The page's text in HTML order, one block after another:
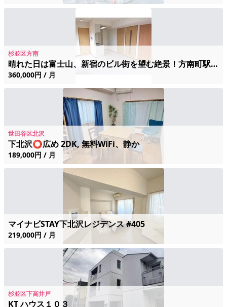
杉並区方南
晴れた日は富士山、新宿のビル街を望む絶景！方南町駅徒歩6分の快適空間
360,000円 / 月
世田谷区北沢
下北沢⭕️広め 2DK, 無料WiFi、静か
189,000円 / 月
マイナビSTAY下北沢レジデンス #405
219,000円 / 月
杉並区下高井戸
KT ハウス１０３